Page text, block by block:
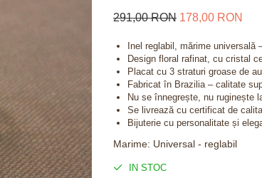
291,00 RON 178,00 RON
Inel reglabil, mărime universală
Design floral rafinat, cu cristal
Placat cu 3 straturi groase de
Fabricat în Brazilia – calitate
Nu se înnegrește, nu ruginește
Se livrează cu certificat de
Bijuterie cu personalitate și
Marime: Universal - reglabil
IN STOC